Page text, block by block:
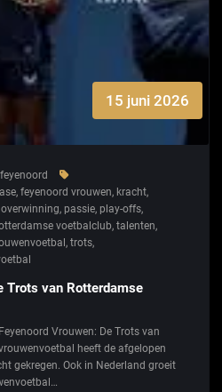
15 juni 2026
feyenoord
, feyenoord vrouwen, kracht,
overwinning, passie, play-offs,
voetbalclub, talenten,
, trots,
Trots van Rotterdamse
Vrouwen: De Trots van
heeft de afgelopen
gekregen. Ook in Nederland groeit